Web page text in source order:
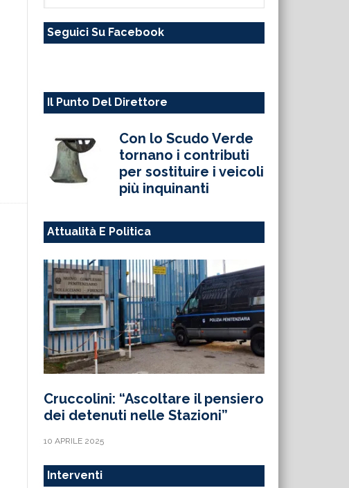
sito
Seguici Su Facebook
Il Punto Del Direttore
Con lo Scudo Verde
tornano i contributi
per sostituire i veicoli
più inquinanti
Attualità E Politica
Cruccolini: “Ascoltare il pensiero
dei detenuti nelle Stazioni”
10 APRILE 2025
Interventi